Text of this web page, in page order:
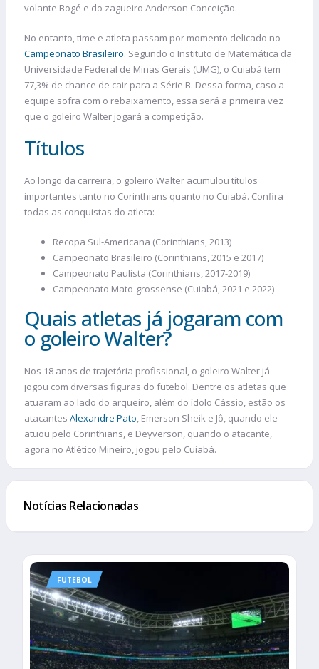
volante Bogé e do zagueiro Anderson Conceição.
No entanto, time e atleta passam por momento delicado no
Campeonato Brasileiro. Segundo o Instituto de Matemática da
Universidade Federal de Minas Gerais (UMG), o Cuiabá tem
77,3% de chance de cair para a Série B. Dessa forma, caso a
equipe sofra com o rebaixamento, essa será a primeira vez
que o goleiro Walter jogará a competição.
Títulos
Ao longo da carreira, o goleiro Walter acumulou títulos
importantes tanto no Corinthians quanto no Cuiabá. Confira
todas as conquistas do atleta:
Recopa Sul-Americana (Corinthians, 2013)
Campeonato Brasileiro (Corinthians, 2015 e 2017)
Campeonato Paulista (Corinthians, 2017-2019)
Campeonato Mato-grossense (Cuiabá, 2021 e 2022)
Quais atletas já jogaram com
o goleiro Walter?
Nos 18 anos de trajetória profissional, o goleiro Walter já
jogou com diversas figuras do futebol. Dentre os atletas que
atuaram ao lado do arqueiro, além do ídolo Cássio, estão os
atacantes Alexandre Pato, Emerson Sheik e Jô, quando ele
atuou pelo Corinthians, e Deyverson, quando o atacante,
agora no Atlético Mineiro, jogou pelo Cuiabá.
Notícias Relacionadas
FUTEBOL